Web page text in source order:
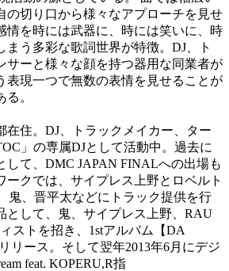
の切り口から様々なアプローチを見せ
情を時には武器に、時には笑いに、時
まう多彩な歌詞世界が特徴。DJ、ト
サーと様々な顔を持つ器用な同業者が
表現一つで無数の表情を見せることが
。
住。DJ、トラックメイカー、ター
」の専属DJとして活動中。過去に
して、DMC JAPAN FINALへの出場も
ークでは、サイプレス上野とロベルト
鬼、晋平太などにトラック提供を行
として、鬼、サイプレス上野、RAU
ストを招き、1stアルバム【DA
リース。そして翌年2013年6月にデジ
feat. KOPERU,R指